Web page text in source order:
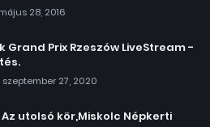
28, 2016
Grand Prix Rzeszów LiveStream -
27, 2020
utolsó kör,Miskolc Népkerti